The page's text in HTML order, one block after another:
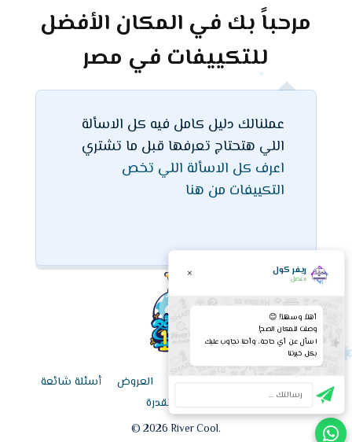
مرحباً بك في المكان الأفضل
للتكييفات في مصر
عملنالك دليل كامل فيه كل الاسألة
اللي هتحتاج تعرفها قبل ما تشتري
اعرف كل الاسألة اللي تخص
التكييفات من هنا
ريفر كول
متصل ×
أهلاً وسهلاً! 😊
وصلت للمكان الصح!
اسأل عن أي حاجة، وأحنا نجاوب عليك
بكل خبرتنا
الرئيسية قائمة الأسعار اليوم العروض
أسئلة شائعة
حاسبة القدرة
©2026River Cool.